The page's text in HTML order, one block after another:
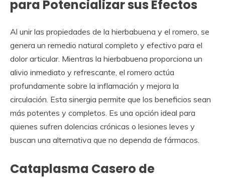
para Potencializar sus Efectos
Al unir las propiedades de la hierbabuena y el romero, se
genera un remedio natural completo y efectivo para el
dolor articular. Mientras la hierbabuena proporciona un
alivio inmediato y refrescante, el romero actúa
profundamente sobre la inflamación y mejora la
circulación. Esta sinergia permite que los beneficios sean
más potentes y completos. Es una opción ideal para
quienes sufren dolencias crónicas o lesiones leves y
buscan una alternativa que no dependa de fármacos.
Cataplasma Casero de